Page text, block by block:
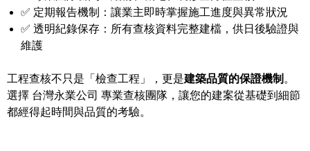
✅ 定期報告機制：讓業主即時掌握施工進度與異常狀況
✅ 透明紀錄保存：所有查核資料完整建檔，供日後驗證與
維護
工程查核不只是「檢查工程」，更是建築品質的保證機制 。
選擇 台灣永業公司 專業查核團隊，讓您的建案從基礎到細節
都經得起時間與品質的考驗。